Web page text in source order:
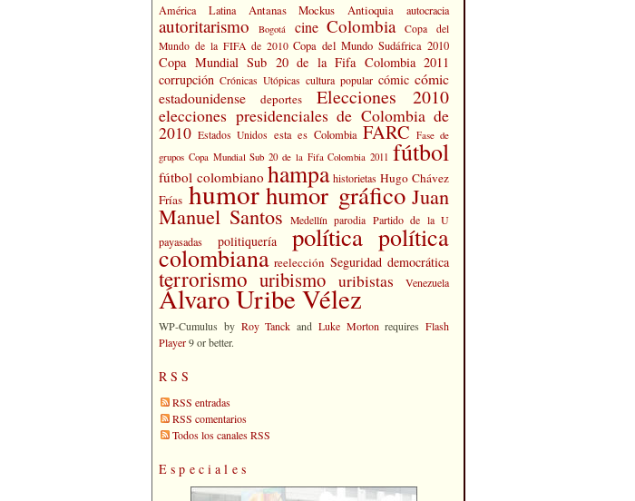
América Latina Antanas Mockus Antioquia autocracia
autoritarismo Bogotá cine Colombia
Copa del
Mundo de la FIFA de 2010 Copa del Mundo Sudáfrica 2010
Copa Mundial Sub 20 de la Fifa Colombia 2011
corrupción Crónicas Utópicas cultura popular cómic cómic
estadounidense
deportes Elecciones 2010
elecciones presidenciales de Colombia de
2010 Estados Unidos esta es Colombia FARC Fase de
grupos Copa Mundial Sub 20 de la Fifa Colombia 2011 fútbol
fútbol colombiano hampa historietas Hugo Chávez
Frías humorhumor gráfico Juan
Manuel Santos Medellín parodia Partido de la U
payasadas
politiquería política política
colombiana reelección Seguridad democrática
terrorismo uribismo uribistas Venezuela
Álvaro Uribe Vélez
WP-Cumulus by Roy Tanck and Luke Morton requires Flash
Player9 or better.
RSS
RSS entradas
RSS comentarios
Todos los canales RSS
Especiales